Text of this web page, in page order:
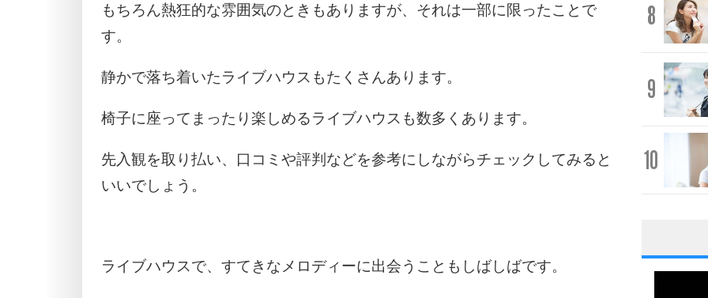
もちろん熱狂的な雰囲気のときもありますが、それは一部に限ったことで
す。
静かで落ち着いたライブハウスもたくさんあります。
椅子に座ってまったり楽しめるライブハウスも数多くあります。
先入観を取り払い、口コミや評判などを参考にしながらチェックしてみると
いいでしょう。
ライブハウスで、すてきなメロディーに出会うこともしばしばです。
8
9
10
1